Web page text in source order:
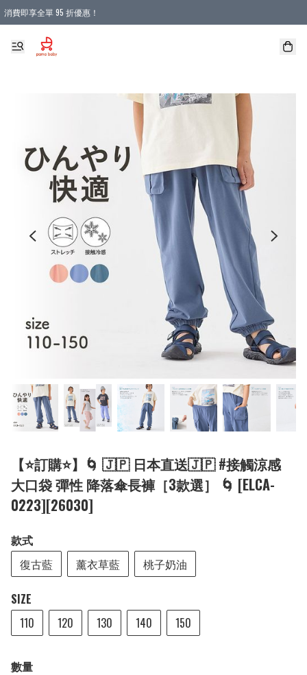
消費即享全單 95 折優惠！
購物滿 HKD 900.00即享免運費優惠！（適用於 本地送貨、本地取貨 )
【⭐訂購⭐】🌀 🇯🇵 日本直送🇯🇵 #接觸涼感
大口袋 彈性 降落傘長褲［3款選］ 🌀 [ELCA-
0223][26030]
款式
復古藍
薰衣草藍 桃子奶油
SIZE
110
120 130 140 150
數量